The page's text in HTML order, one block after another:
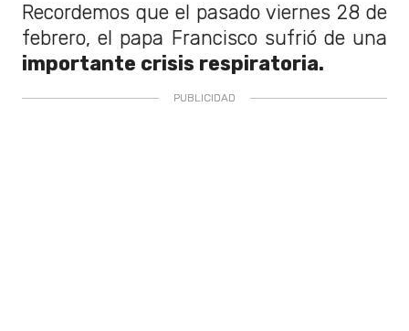
Recordemos que el pasado viernes 28 de
febrero, el papa Francisco sufrió de una
importante crisis respiratoria.